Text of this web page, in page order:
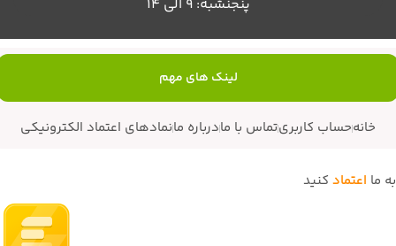
پنجنشبه: 9 الی 14
لینک های مهم
خانهحساب کاربریتماس با مادرباره مانمادهای اعتماد الکترونیکی
به ما اعتماد کنید